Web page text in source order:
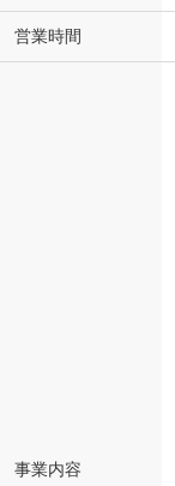
営業時間
事業内容